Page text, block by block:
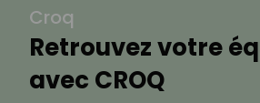
Croq
Retrouvez votre
avec CROQ